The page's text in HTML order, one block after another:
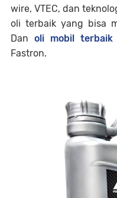
wire, VTEC, dan
oli terbaik yang bisa
Dan oli mobil terbaik
Fastron.